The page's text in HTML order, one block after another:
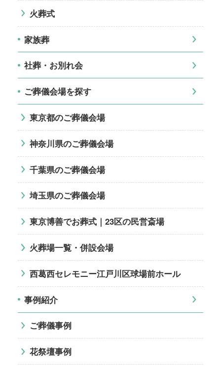
火葬式
家族葬
社葬・お別れ会
ご葬儀会場を探す
東京都のご葬儀会場
神奈川県のご葬儀会場
千葉県のご葬儀会場
埼玉県のご葬儀会場
東京博善でお葬式｜23区の民営斎場
火葬場一覧・併設会場
西葛西セレモニー江戸川区球場前ホール
事例紹介
ご葬儀事例
花祭壇事例